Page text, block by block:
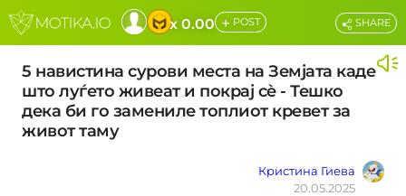
x 0.00 + POST
5 навистина сурови места на Земјата каде
што луѓето живеат и покрај сè - Тешко
дека би го заменилe топлиот кревет за
живот таму
Кристина Гиева
20.05.2025
SHARE